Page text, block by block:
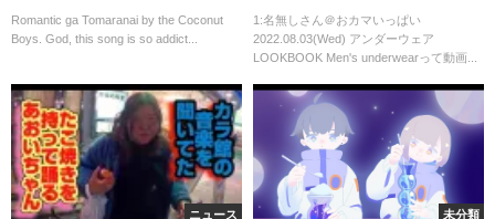
Romantic ga Tomaranai by the Coconut
Boys. God, this song is so addict...
1:名無しさん＠おカマいっぱい
2022.08.03(Wed) アンダーウェア
LOOKBOOK Men's underwearって動画...
ニュース 未分類